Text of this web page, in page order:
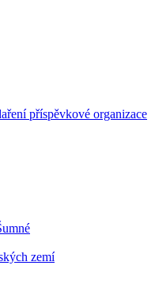
příspěvkové organizace
zemí